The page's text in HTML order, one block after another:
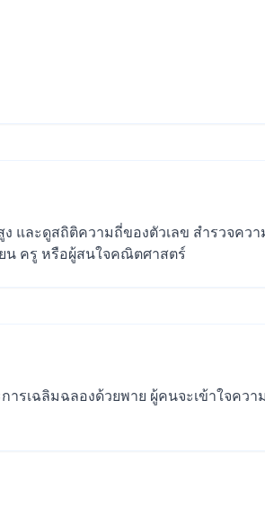
และดูสถิติความถี่ของตัวเลข สำรวจคว
น ครู หรือผู้สนใจคณิตศาสตร์
ารเฉลิมฉลองด้วยพาย ผู้คนจะเข้าใจคว